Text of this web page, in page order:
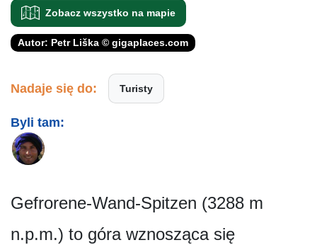
Zobacz wszystko na mapie
Autor: Petr Liška © gigaplaces.com
Nadaje się do: Turisty
Byli tam:
Gefrorene-Wand-Spitzen (3288 m
n.p.m.) to góra wznosząca się